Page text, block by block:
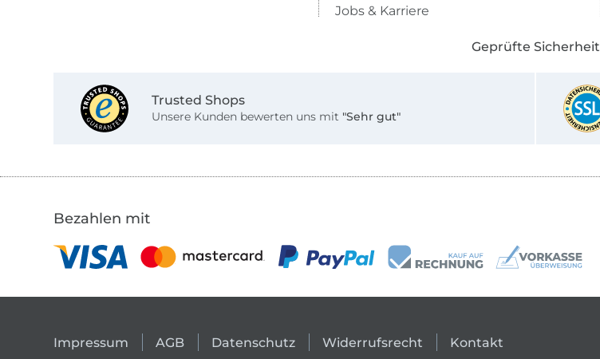
Jobs & Karriere
Geprüfte Sicherheit
Trusted Shops
Unsere Kunden bewerten uns mit "Sehr gut"
Bezahlen mit
Impressum AGB Datenschutz Widerrufsrecht Kontakt